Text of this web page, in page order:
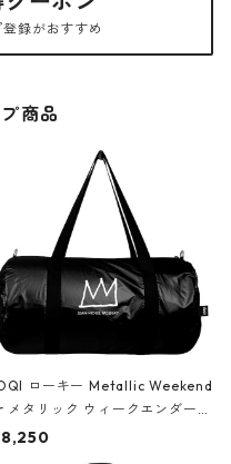
録がおすすめ
商品
ローキー Metallic Weekend
メタリック ウィークエンダー
ストンバッグ ショルダーバッグ